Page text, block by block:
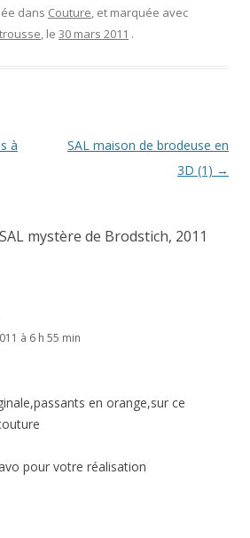
dans Couture, et marquée avec
trousse, le 30 mars 2011 .
à
SAL maison de brodeuse en
3D (1) →
SAL mystère de Brodstich, 2011
à 6 h 55 min
en orange,sur ce
pour votre réalisation